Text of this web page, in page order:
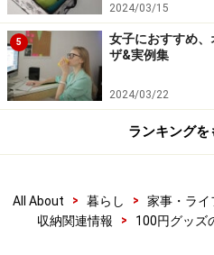
2024/03/15
5
女子におすすめ
ザ&実例集
2024/03/22
ランキングを
All About > 暮らし > 家事・ライ
収納関連情報
> 100円グッズ